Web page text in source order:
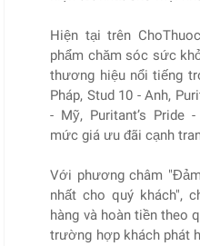
Hiện tại trên
phẩm chăm sóc sức
thương hiệu nổi tiếng
Pháp, Stud 10 - Anh,
- Mỹ, Puritant’s Pride
mức giá ưu đãi cạnh
Với phương châm
nhất cho quý khách",
hàng và hoàn tiền theo
trường hợp khách phát